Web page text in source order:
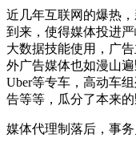
近几年互联网的爆热
到来，使得媒体投进
大数据技能使用，广
外广告媒体也如漫山
Uber等专车，高动车
告等等，瓜分了本来的
媒体代理制落后，事